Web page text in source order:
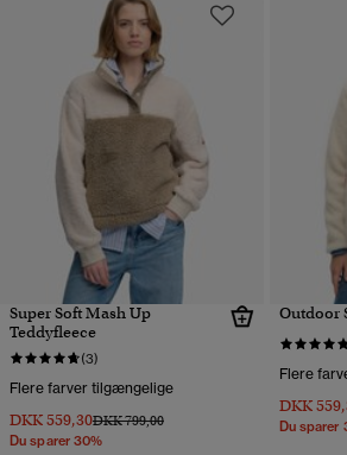
Super Soft Mash Up
Teddyfleece
(3)
Flere farver tilgængelige
DKK 559,30Pris nedsat fra
DKK 799,00til
Du sparer 30%
Outdoor
Flere
DKK
Du sparer